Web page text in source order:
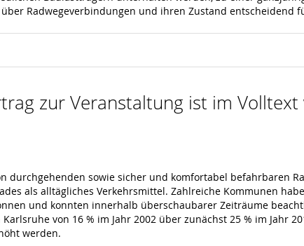
Radwegeverbindungen und ihren Zustand entscheidend
zur Veranstaltung ist im
durchgehenden sowie sicher und komfortabel befahrbaren
als alltägliches Verkehrsmittel. Zahlreiche Kommunen
und konnten innerhalb überschaubarer Zeiträume
von 16 % im Jahr 2002 über zunächst 25 % im Jahr
werden.